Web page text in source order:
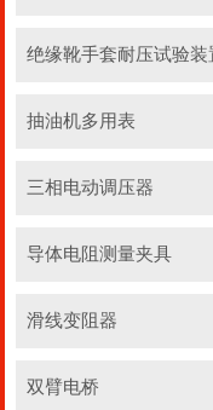
绝缘靴手套耐压试验装
抽油机多用表
三相电动调压器
导体电阻测量夹具
滑线变阻器
双臂电桥